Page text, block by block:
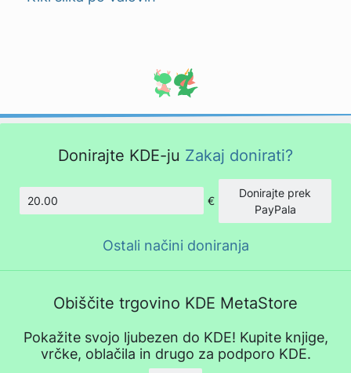
Donirajte KDE-ju Zakaj donirati?
Znesek
€
Donirajte prek
PayPala
Ostali načini doniranja
Obiščite trgovino KDE MetaStore
Pokažite svojo ljubezen do KDE! Kupite knjige,
vrčke, oblačila in drugo za podporo KDE.